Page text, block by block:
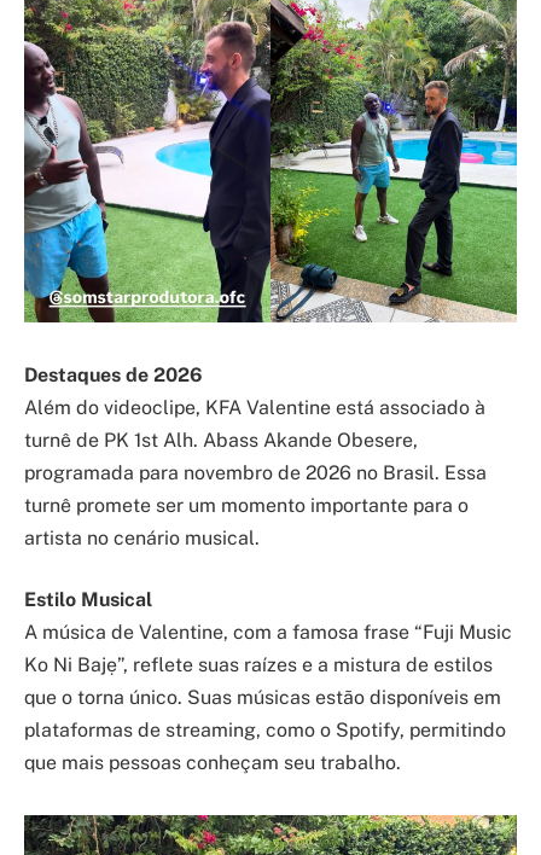
Destaques de 2026
Além do videoclipe, KFA Valentine está associado à
turnê de PK 1st Alh. Abass Akande Obesere,
programada para novembro de 2026 no Brasil. Essa
turnê promete ser um momento importante para o
artista no cenário musical.
Estilo Musical
A música de Valentine, com a famosa frase “Fuji Music
Ko Ni Bajẹ”, reflete suas raízes e a mistura de estilos
que o torna único. Suas músicas estão disponíveis em
plataformas de streaming, como o Spotify, permitindo
que mais pessoas conheçam seu trabalho.